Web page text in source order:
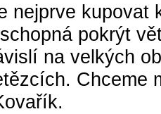
nejprve
pokrýt
na velkých
Chceme